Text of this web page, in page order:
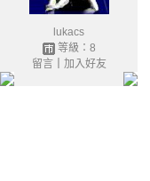
lukacs
等級：8
留言｜ 加入好友